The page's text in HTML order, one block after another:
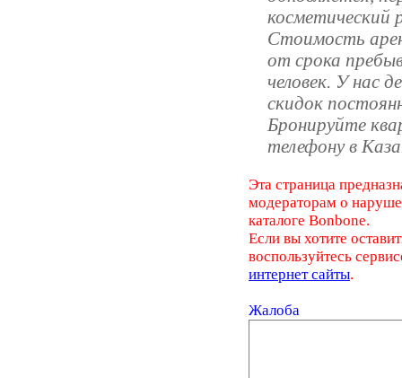
косметический
Стоимость
от срока
человек. У нас
скидок
Бронируйте
телефону в
Эта страница
модераторам о
каталоге Bonbone.
Если вы хотите
воспользуйтесь
интернет сайты.
Жалоба